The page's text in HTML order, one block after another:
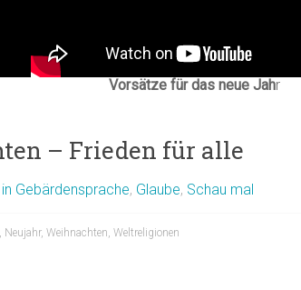
Vorsätze für das neue Jahr
– Frieden für alle
Gebärdensprache, Glaube, Schau mal
, Neujahr, Weihnachten, Weltreligionen